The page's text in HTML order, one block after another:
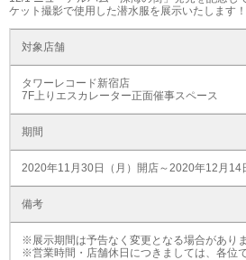
ケット撮影で使用した潜水服を展示いたします！
対象店舗
タワーレコード新宿店
7F上りエスカレーター正面催事スペース
期間
2020年11月30日（月）開店～2020年12月14
備考
※展示期間は予告なく変更となる場合があり
※営業時間・店舗休日につきましては、各位